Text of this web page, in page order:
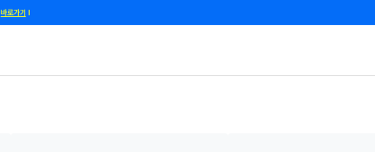
바로가기